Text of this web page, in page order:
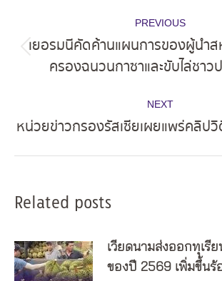
navigation
PREVIOUS
Previous
post:
เยอรมนีคัดค้านแผนการของผู้นำส
ครองฉนวนกาซาและขับไล่ชาว
NEXT
Next
หน่วยข่าวกรองรัสเซียเผยแพร่คลิปวิ
Related posts
เวียดนามส่งออกทุเรี
ของปี 2569 เพิ่มขึ้นร้